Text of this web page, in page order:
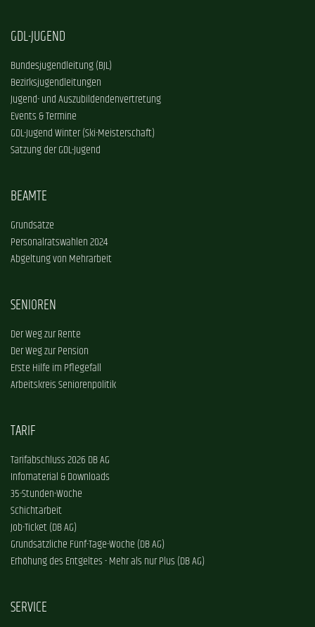
GDL-JUGEND
Bundesjugendleitung (BJL)
Bezirksjugendleitungen
Jugend- und Auszubildendenvertretung
Events & Termine
GDL-Jugend Winter (Ski-Meisterschaft)
Satzung der GDL-Jugend
BEAMTE
Grundsätze
Personalratswahlen 2024
Abgeltung von Mehrarbeit
SENIOREN
Der Weg zur Rente
Der Weg zur Pension
Erste Hilfe im Pflegefall
Arbeitskreis Seniorenpolitik
TARIF
Tarifabschluss 2026 DB AG
Infomaterial & Downloads
35-Stunden-Woche
Schichtarbeit
Job-Ticket (DB AG)
Grundsätzliche Fünf-Tage-Woche (DB AG)
Erhöhung des Entgeltes - Mehr als nur Plus (DB AG)
SERVICE